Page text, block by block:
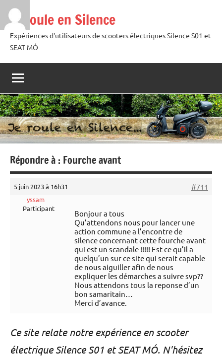
Aller
contenu
Je roule en Silence
Expériences d'utilisateurs de scooters électriques Silence S01 et
SEAT MÓ
Répondre à : Fourche avant
5 juin 2023 à 16h31 #711
yssam
Participant
Bonjour a tous
Qu’attendons nous pour lancer une
action commune a l’encontre de
silence concernant cette fourche avant
qui est un scandale !!!!! Est ce qu’il a
quelqu’un sur ce site qui serait capable
de nous aiguiller afin de nous
expliquer les démarches a suivre svp??
Nous attendons tous la reponse d’un
bon samaritain…
Merci d’avance.
Ce site relate notre expérience en scooter
électrique Silence S01 et SEAT MÓ. N'hésitez